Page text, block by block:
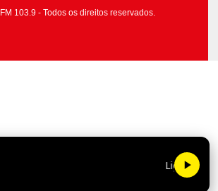
103.9 - Todos os direitos reservados.
Light FM